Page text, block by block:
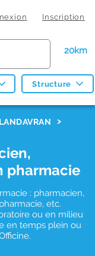
Inscription
20km
Structure
pharmacie
: pharmacien,
etc.
ou en milieu
en temps plein ou